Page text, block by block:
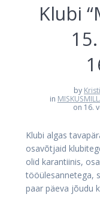
Klubi
by
in
on 16.
Klubi algas
osavõtjaid
olid karantiinis,
tööülesannetega,
paar päeva jõudu